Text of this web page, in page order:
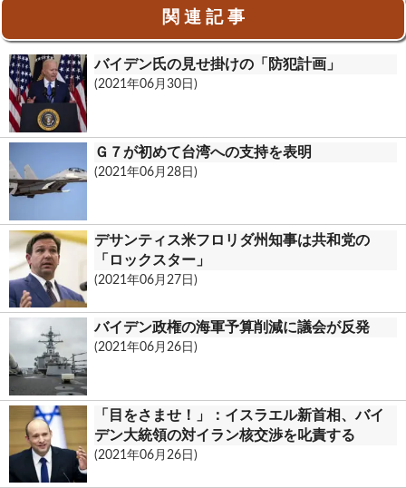
o
o
k
ail lo
o
k.
o
m
t
関 連 記 事
バイデン氏の見せ掛けの「防犯計画」
(2021年06月30日)
Ｇ７が初めて台湾への支持を表明
(2021年06月28日)
デサンティス米フロリダ州知事は共和党の
「ロックスター」
(2021年06月27日)
バイデン政権の海軍予算削減に議会が反発
(2021年06月26日)
「目をさませ！」：イスラエル新首相、バイ
デン大統領の対イラン核交渉を叱責する
(2021年06月26日)